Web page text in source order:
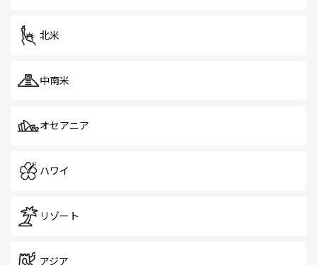
北米
中南米
オセアニア
ハワイ
リゾート
アジア